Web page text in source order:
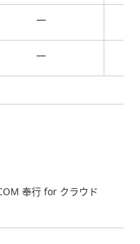
－
－
奉行 for クラウド